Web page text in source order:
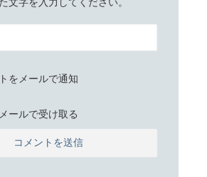
文字を入力してください。
をメールで通知
ールで受け取る